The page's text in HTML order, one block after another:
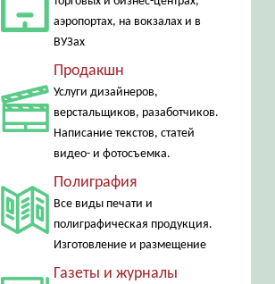
аэропортах, на вокзалах и в
ВУЗах
Продакшн
Услуги дизайнеров,
верстальщиков, разаботчиков.
Написание текстов, статей
видео- и фотосъемка.
Полиграфия
Все виды печати и
полиграфическая продукция.
Изготовление и размещение
Газеты и журналы